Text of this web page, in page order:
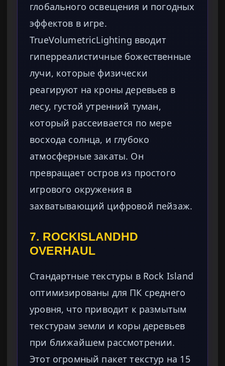
глобального освещения и погодных
эффектов в игре.
TrueVolumetricLighting вводит
гиперреалистичные божественные
лучи, которые физически
реагируют на кроны деревьев в
лесу, густой утренний туман,
который рассеивается по мере
восхода солнца, и глубоко
атмосферные закаты. Он
превращает остров из простого
игрового окружения в
захватывающий цифровой пейзаж.
7. ROCKISLANDHD
OVERHAUL
Стандартные текстуры в Rock Island
оптимизированы для ПК среднего
уровня, что приводит к размытым
текстурам земли и коры деревьев
при ближайшем рассмотрении.
Этот огромный пакет текстур на 15